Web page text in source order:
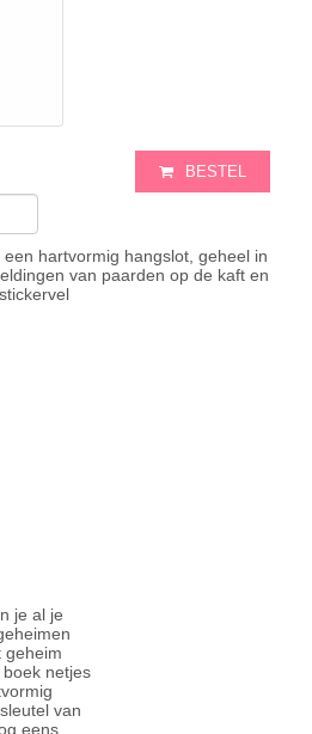
BESTEL
hartvormig hangslot, geheel in
van paarden op de kaft en
je al je
geheim
netjes
van
eens